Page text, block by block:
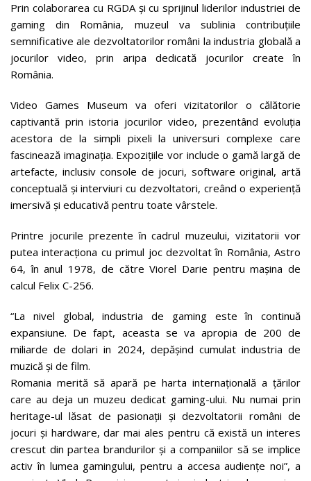
Prin colaborarea cu RGDA și cu sprijinul liderilor industriei de
gaming din România, muzeul va sublinia contribuțiile
semnificative ale dezvoltatorilor români la industria globală a
jocurilor video, prin aripa dedicată jocurilor create în
România.
Video Games Museum va oferi vizitatorilor o călătorie
captivantă prin istoria jocurilor video, prezentând evoluția
acestora de la simpli pixeli la universuri complexe care
fascinează imaginația. Expozițiile vor include o gamă largă de
artefacte, inclusiv console de jocuri, software original, artă
conceptuală și interviuri cu dezvoltatori, creând o experiență
imersivă și educativă pentru toate vârstele.
Printre jocurile prezente în cadrul muzeului, vizitatorii vor
putea interacționa cu primul joc dezvoltat în România, Astro
64, în anul 1978, de către Viorel Darie pentru mașina de
calcul Felix C-256.
“La nivel global, industria de gaming este în continuă
expansiune. De fapt, aceasta se va apropia de 200 de
miliarde de dolari in 2024, depășind cumulat industria de
muzică și de film.
Romania merită să apară pe harta internațională a țărilor
care au deja un muzeu dedicat gaming-ului. Nu numai prin
heritage-ul lăsat de pasionații și dezvoltatorii români de
jocuri și hardware, dar mai ales pentru că există un interes
crescut din partea brandurilor și a companiilor să se implice
activ în lumea gamingului, pentru a accesa audiențe noi”, a